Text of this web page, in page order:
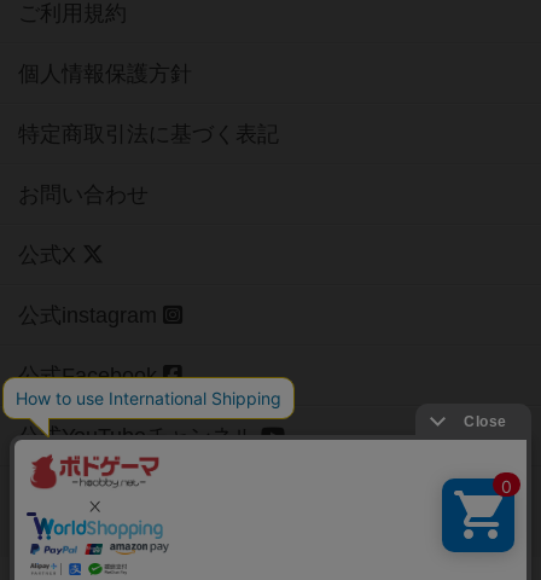
ご利用規約
個人情報保護方針
特定商取引法に基づく表記
お問い合わせ
公式X
公式instagram
公式Facebook
公式YouTubeチャンネル